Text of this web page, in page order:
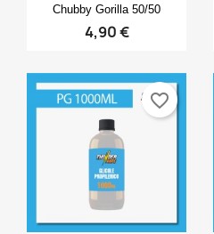
Chubby Gorilla 50/50
4,90 €
favorite_border